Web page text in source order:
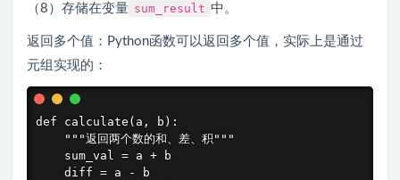
（8）存储在变量 sum_result 中。
返回多个值：Python函数可以返回多个值，实际上是通过
元组实现的：
def calculate(a, b):
    """返回两个数的和、差、积"""
    sum_val = a + b
    diff = a - b